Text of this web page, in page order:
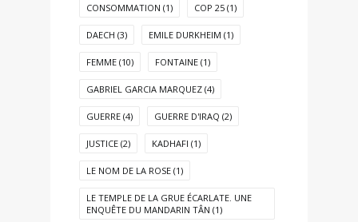
CONSOMMATION (1) COP 25 (1)
DAECH (3) EMILE DURKHEIM (1)
FEMME (10) FONTAINE (1)
GABRIEL GARCIA MARQUEZ (4)
GUERRE (4) GUERRE D'IRAQ (2)
JUSTICE (2) KADHAFI (1)
LE NOM DE LA ROSE (1)
LE TEMPLE DE LA GRUE ÉCARLATE. UNE
ENQUÊTE DU MANDARIN TÂN (1)